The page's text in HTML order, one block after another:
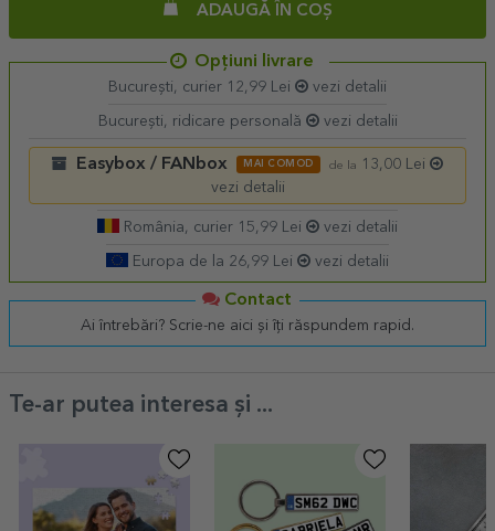
ADAUGĂ ÎN COȘ
Opțiuni livrare
București, curier 12,99 Lei vezi detalii
București, ridicare personală vezi detalii
Easybox / FANbox MAI COMOD de la
13,00 Lei
vezi detalii
România, curier 15,99 Lei vezi detalii
Europa de la 26,99 Lei vezi detalii
Contact
Ai întrebări? Scrie-ne aici și îți răspundem rapid.
Te-ar putea interesa și ...